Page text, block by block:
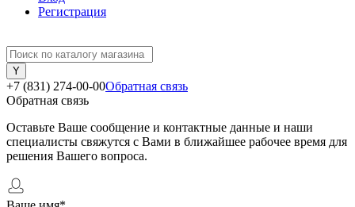
Регистрация
+7 (831) 274-00-00Обратная связь
Обратная связь
Оставьте Ваше сообщение и контактные данные и наши
специалисты свяжутся с Вами в ближайшее рабочее время для
решения Вашего вопроса.